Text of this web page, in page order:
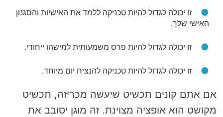
זו יכולה לגדול להיות טכניקה ללמד את האישיות והסגנון
האישי שלך.
זו יכולה לגדול להיות פרס משמעותית למישהו ייחודי.
זו יכולה לגדול להיות טכניקה להנציח יום מיוחד.
אם אתם קונים תכשיט שיעשה מכריזה, תכשיט
מקושט הוא אופציה מצוינת. זה מוגן יסובב את